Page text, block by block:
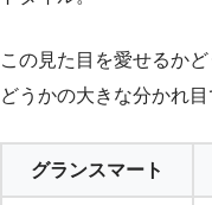
この見た目を愛せるか
どうかの大きな分かれ目
グランスマート